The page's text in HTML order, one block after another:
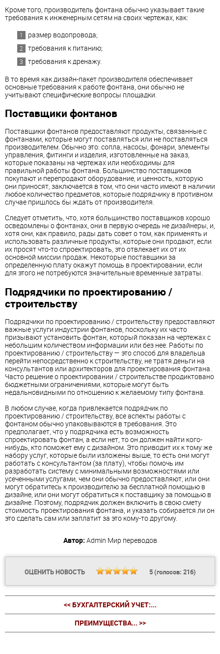
Кроме того, производитель фонтана обычно указывает такие
требования к инженерным сетям на своих чертежах, как:
размер водопровода;
требования к питанию;
требования к дренажу.
В то время как дизайн-пакет производителя обеспечивает
основные требования к работе фонтана, они обычно не
учитывают специфические вопросы площадки.
Поставщики фонтанов
Поставщики фонтанов предоставляют продукты, связанные с
фонтанами, которые могут поставляться или не поставляться
производителем. Обычно это: сопла, насосы, фонари, элементы
управления, фитинги и изделия, изготовленные на заказ,
которые показаны на чертежах или необходимы для
правильной работы фонтана. Большинство поставщиков
покупают и перепродают оборудование, и ценность, которую
они приносят, заключается в том, что они часто имеют в наличии
любое количество предметов, которые подрядчику в противном
случае пришлось бы ждать от производителя.
Следует отметить, что, хотя большинство поставщиков хорошо
осведомлены о фонтанах, они в первую очередь не дизайнеры, и,
хотя они, как правило, рады дать совет о том, как применять и
использовать различные продукты, которые они продают, если
их просят что-то спроектировать, это отвлекает их от их
основной миссии продаж. Некоторые поставщики за
определенную плату окажут помощь в проектировании, если
для этого не потребуются значительные временные затраты.
Подрядчики по проектированию /
строительству
Подрядчики по проектированию / строительству предоставляют
важные услуги индустрии фонтанов, поскольку их часто
призывают установить фонтан, который показан на чертежах с
небольшим количеством информации или без нее. Работы по
проектированию / строительству — это способ для владельца
перейти непосредственно к строительству, не тратя деньги на
консультантов или архитекторов для проектирования фонтана.
Часто решение о проектировании / строительстве продиктовано
бюджетными ограничениями, которые могут быть
недальновидными по отношению к желаемому типу фонтана.
В любом случае, когда привлекается подрядчик по
проектированию / строительству, все аспекты работы с
фонтаном обычно упаковываются в требования. Это
предполагает, что у подрядчика есть возможность
спроектировать фонтан, а если нет, то он должен найти кого-
нибудь, кто поможет ему с дизайном. Это приводит их к тому же
набору услуг, которые были изложены выше, то есть они могут
работать с консультантом (за плату), чтобы помочь им
разработать систему с минимальными возможностями или
усеченными услугами, чем они обычно предоставляют, или они
могут обратитесь к производителю за бесплатной помощью в
дизайне, или они могут обратиться к поставщику за помощью в
дизайне. Поэтому, подрядчик должен включить в свою смету
стоимость проектирования фонтана, и указать собирается ли он
это сделать сам или заплатит за это кому-то другому.
Автор: Admin Мир переводов
ОЦЕНИТЬ НОВОСТЬ 5(голосов: 216)
<< БУХГАЛТЕРСКИЙ УЧЕТ:...
ПРЕИМУЩЕСТВА... >>